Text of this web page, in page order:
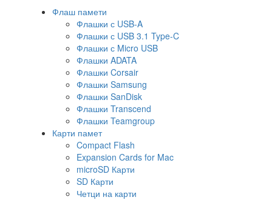
Флаш памети
Флашки с USB-A
Флашки с USB 3.1 Type-C
Флашки с Micro USB
Флашки ADATA
Флашки Corsair
Флашки Samsung
Флашки SanDisk
Флашки Transcend
Флашки Teamgroup
Карти памет
Compact Flash
Expansion Cards for Mac
microSD Карти
SD Карти
Четци на карти